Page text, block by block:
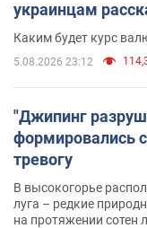
украинцам
Каким будет курс
5.08.2026 23:12
"Джипинг
формировались
тревогу
В высокогорье
луга – редкие
на протяжении сотен